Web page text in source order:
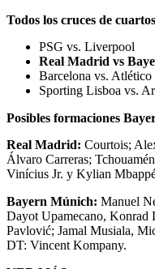
Todos los cruces de
PSG vs. Liverpool
Real Madrid vs
Barcelona vs. Atlético
Sporting Lisboa vs.
Posibles formaciones
Real Madrid: Courtois;
Álvaro Carreras;
Vinícius Jr. y Kylian
Bayern Múnich: Manuel
Dayot Upamecano, Konrad
Pavlović; Jamal Musiala,
DT: Vincent Kompany.